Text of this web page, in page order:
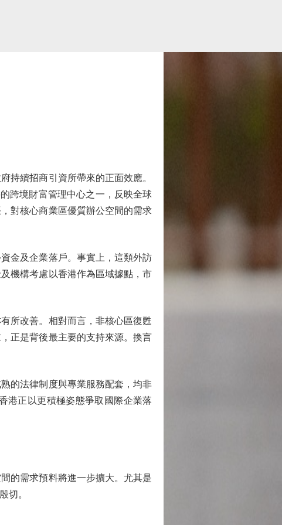
續招商引資所帶來的正面效應。
跨境財富管理中心之一，反映全球
對核心商業區優質辦公空間的需求
金及企業落戶。事實上，這類外訪
機構考慮以香港作為區域據點，市
所改善。相對而言，非核心區復甦
正是背後最主要的支持來源。換言
的法律制度與專業服務配套，均非
港正以更積極姿態爭取國際企業落
的需求預料將進一步擴大。尤其是
切。